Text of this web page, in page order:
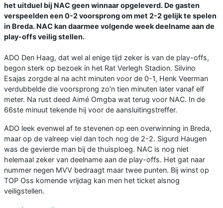
het uitduel bij NAC geen winnaar opgeleverd. De gasten
verspeelden een 0-2 voorsprong om met 2-2 gelijk te spelen
in Breda. NAC kan daarmee volgende week deelname aan de
play-offs veilig stellen.
ADO Den Haag, dat wel al enige tijd zeker is van de play-offs,
begon sterk op bezoek in het Rat Verlegh Stadion. Silvino
Esajas zorgde al na acht minuten voor de 0-1, Henk Veerman
verdubbelde die voorsprong zo'n tien minuten later vanaf elf
meter. Na rust deed Aimé Omgba wat terug voor NAC. In de
66ste minuut tekende hij voor de aansluitingstreffer.
ADO leek evenwel af te stevenen op een overwinning in Breda,
maar op de valreep viel dan toch nog de 2-2. Sigurd Haugen
was de gevierde man bij de thuisploeg. NAC is nog niet
helemaal zeker van deelname aan de play-offs. Het gat naar
nummer negen MVV bedraagt maar twee punten. Bij winst op
TOP Oss komende vrijdag kan men het ticket alsnog
veiligstellen.